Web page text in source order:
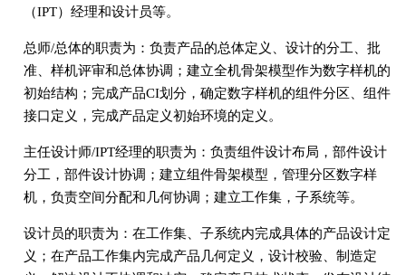
（IPT）经理和设计员等。
总师/总体的职责为：负责产品的总体定义、设计的分工、批
准、样机评审和总体协调；建立全机骨架模型作为数字样机的
初始结构；完成产品CI划分，确定数字样机的组件分区、组件
接口定义，完成产品定义初始环境的定义。
主任设计师/IPT经理的职责为：负责组件设计布局，部件设计
分工，部件设计协调；建立组件骨架模型，管理分区数字样
机，负责空间分配和几何协调；建立工作集，子系统等。
设计员的职责为：在工作集、子系统内完成具体的产品设计定
义；在产品工作集内完成产品几何定义，设计校验、制造定